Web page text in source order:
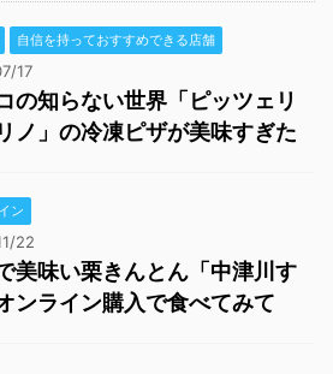
自信を持っておすすめできる店舗
17
の知らない世界「ピッツェリ
ノ」の冷凍ピザが美味すぎた
ン
22
美味い栗きんとん「中津川す
ンライン購入で食べてみて